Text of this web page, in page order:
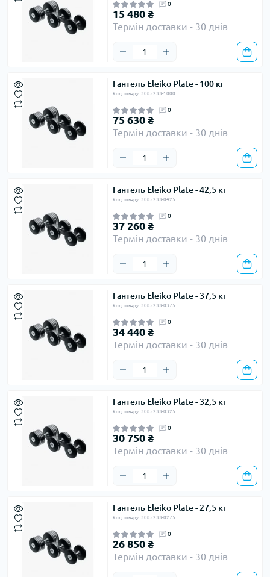
0
15 480 ₴
Термін доставки - 30 днів
Гантель Eleiko Plate - 100 кг
Код товару: 3085233-1000
0
75 630 ₴
Термін доставки - 30 днів
Гантель Eleiko Plate - 42,5 кг
Код товару: 3085233-0425
0
37 260 ₴
Термін доставки - 30 днів
Гантель Eleiko Plate - 37,5 кг
Код товару: 3085233-0375
0
34 440 ₴
Термін доставки - 30 днів
Гантель Eleiko Plate - 32,5 кг
Код товару: 3085233-0325
0
30 750 ₴
Термін доставки - 30 днів
Гантель Eleiko Plate - 27,5 кг
Код товару: 3085233-0275
0
26 850 ₴
Термін доставки - 30 днів